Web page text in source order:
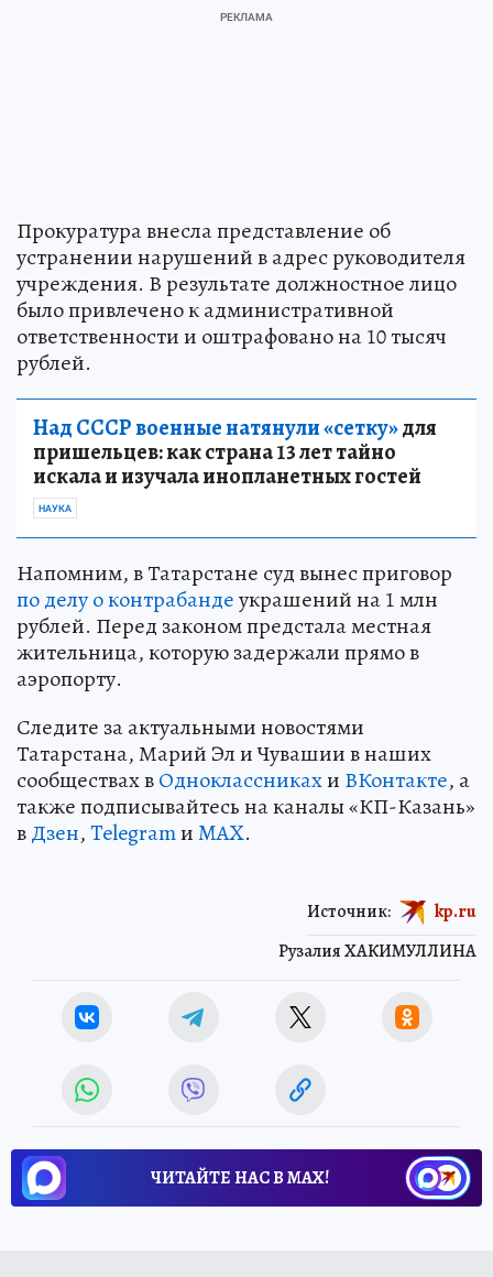
Прокуратура внесла представление об
устранении нарушений в адрес руководителя
учреждения. В результате должностное лицо
было привлечено к административной
ответственности и оштрафовано на 10 тысяч
рублей.
Над СССР военные натянули «сетку»для
пришельцев: как страна 13 лет тайно
искала и изучала инопланетных гостей
НАУКА
Напомним, в Татарстане суд вынес приговор
по делу о контрабандеукрашений на 1 млн
рублей. Перед законом предстала местная
жительница, которую задержали прямо в
аэропорту.
Следите за актуальными новостями
Татарстана, Марий Эл и Чувашии в наших
сообществах вОдноклассникахи ВКонтакте, а
также подписывайтесь на каналы «КП-Казань»
вДзен,TelegramиMAX.
Рузалия ХАКИМУЛЛИНА
Источник: kp.ru
ЧИТАЙТЕ НАС В МАХ!